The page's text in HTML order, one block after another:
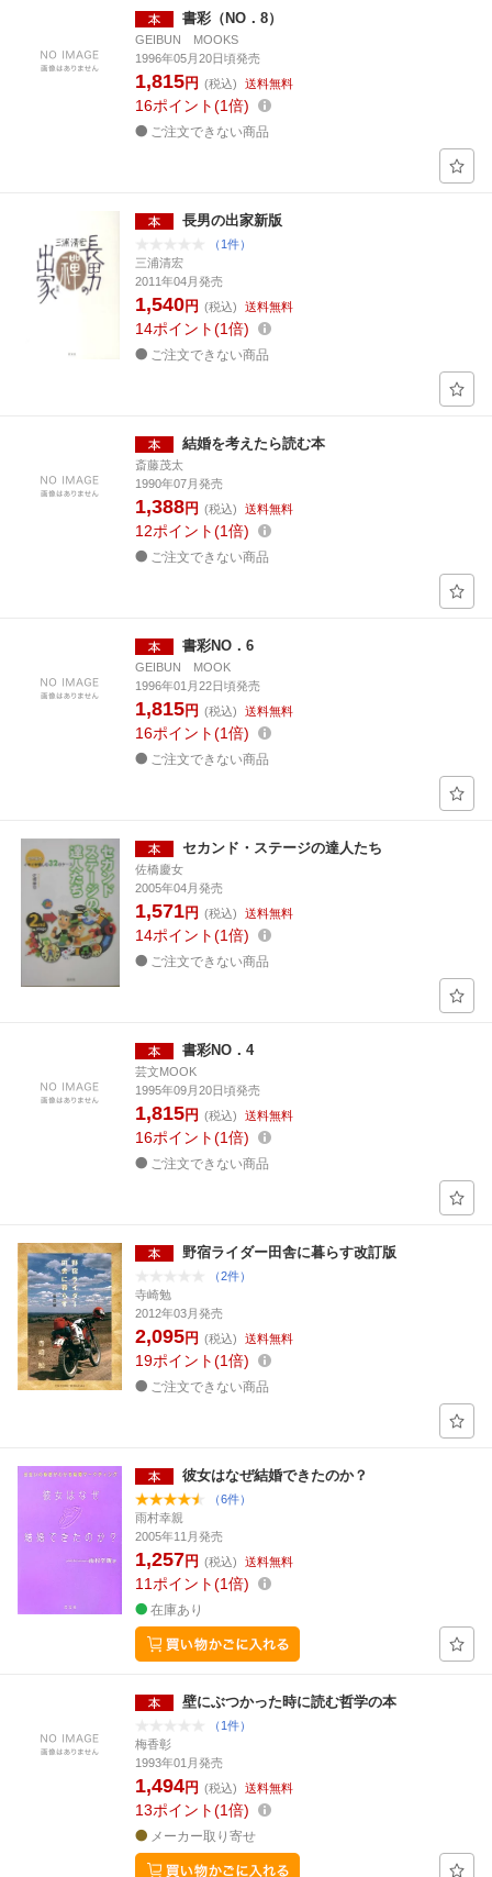
書彩（NO．8）
GEIBUN MOOKS
1996年05月20日頃発売
1,815円 (税込) 送料無料
16ポイント 1倍
ご注文できない商品
長男の出家新版
（1件）
三浦清宏
2011年04月発売
1,540円 (税込) 送料無料
14ポイント 1倍
ご注文できない商品
結婚を考えたら読む本
斎藤茂太
1990年07月発売
1,388円 (税込) 送料無料
12ポイント 1倍
ご注文できない商品
書彩NO．6
GEIBUN MOOK
1996年01月22日頃発売
1,815円 (税込) 送料無料
16ポイント 1倍
ご注文できない商品
セカンド・ステージの達人たち
佐橋慶女
2005年04月発売
1,571円 (税込) 送料無料
14ポイント 1倍
ご注文できない商品
書彩NO．4
芸文MOOK
1995年09月20日頃発売
1,815円 (税込) 送料無料
16ポイント 1倍
ご注文できない商品
野宿ライダー田舎に暮らす改訂版
（2件）
寺崎勉
2012年03月発売
2,095円 (税込) 送料無料
19ポイント 1倍
ご注文できない商品
彼女はなぜ結婚できたのか？
（6件）
雨村幸親
2005年11月発売
1,257円 (税込) 送料無料
11 ポイント 1倍
在庫あり
壁にぶつかった時に読む哲学の本
（1件）
梅香彰
1993年01月発売
1,494円 (税込) 送料無料
13ポイント 1倍
メーカー取り寄せ